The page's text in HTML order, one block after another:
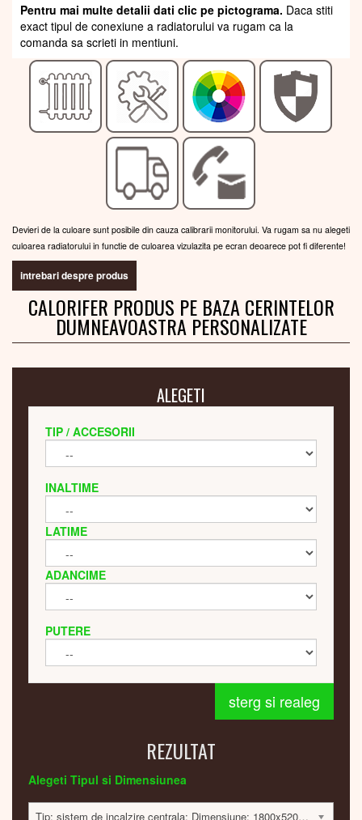
Pentru mai multe detalii dati clic pe pictograma. Daca stiti
exact tipul de conexiune a radiatorului va rugam ca la
comanda sa scrieti in mentiuni.
Devieri de la culoare sunt posibile din cauza calibrarii monitorului. Va rugam sa nu alegeti
culoarea radiatorului in functie de culoarea vizulazita pe ecran deoarece pot fi diferente!
intrebari despre produs
CALORIFER PRODUS PE BAZA CERINTELOR
DUMNEAVOASTRA PERSONALIZATE
ALEGETI
TIP / ACCESORII
INALTIME
LATIME
ADANCIME
PUTERE
sterg si realeg
REZULTAT
Alegeti Tipul si Dimensiunea
Tip: sistem de incalzire centrala; Dimensiune: 1800x520x176 mm; 889 Watt; 9633 lei